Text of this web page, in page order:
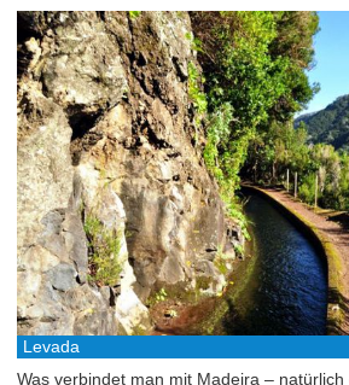
Levada
Was verbindet man mit Madeira –